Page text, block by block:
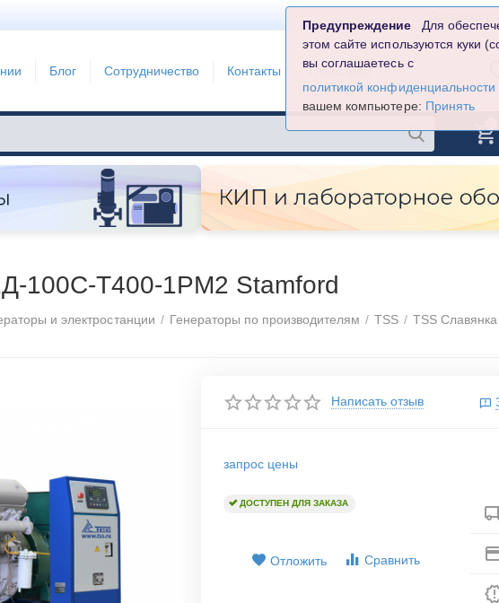
Предупреждение
Для
этом сайте используются куки
вы соглашаетесь с
политикой конфиденциальности
вашем компьютере: Принять
Блог Сотрудничество Контакты Глоссарий
100С-Т400-1РМ2 Stamford
и электростанции / Генераторы по производителям / TSS / TSS Славянка
Написать отзыв
запрос цены
ДОСТУПЕН ДЛЯ ЗАКАЗА
Отложить Сравнить